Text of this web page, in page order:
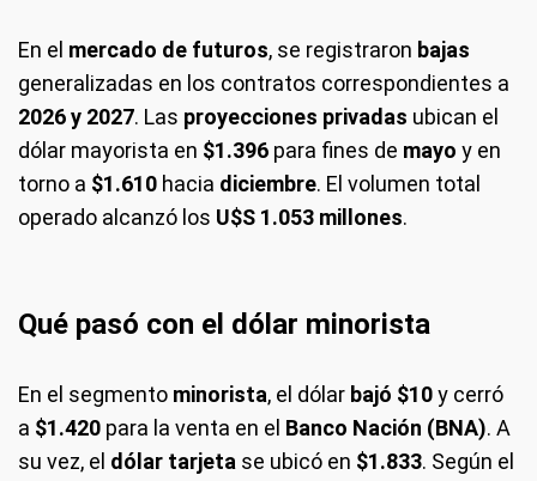
En el mercado de futuros, se registraron bajas
generalizadas en los contratos correspondientes a
2026 y 2027. Las proyecciones privadas ubican el
dólar mayorista en $1.396 para fines de mayo y en
torno a $1.610 hacia diciembre. El volumen total
operado alcanzó los U$S 1.053 millones.
Qué pasó con el dólar minorista
En el segmento minorista, el dólar bajó $10y cerró
a $1.420 para la venta en el Banco Nación (BNA). A
su vez, el dólar tarjeta se ubicó en $1.833. Según el